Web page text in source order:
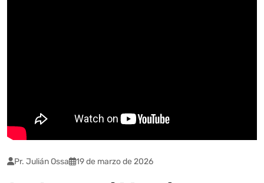
Pr. Julián Ossa 19 de marzo de 2026